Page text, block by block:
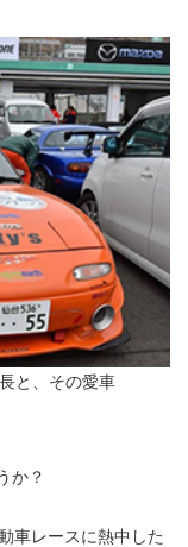
と、その愛車
か？
車レースに熱中した